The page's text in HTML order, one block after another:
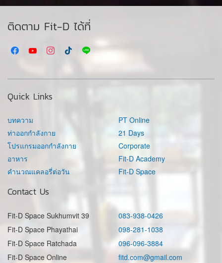
ติดตาม Fit-D ได้ที่
Quick Links
บทความ
ท่าออกกำลังกาย
โปรแกรมออกกำลังกาย
อาหาร
คำนวณแคลอรี่ต่อวัน
PT Online
21 Days
Corporate
Fit-D Academy
Fit-D Space
Contact Us
Fit-D Space Sukhumvit 39
083-938-0426
Fit-D Space Phayathai
098-281-1038
Fit-D Space Ratchada
096-096-3884
Fit-D Space Online
fitd.com@gmail.com